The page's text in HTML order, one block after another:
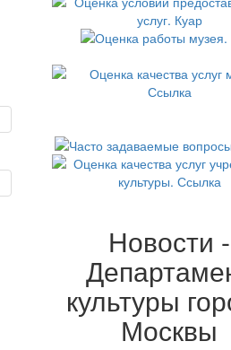
Новости -
культуры
Москвы